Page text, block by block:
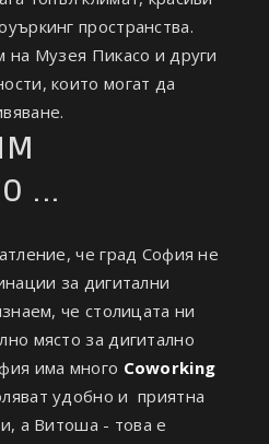
пространства.
на Музея Пикасо и други
които могат да
...
че град София не
за дигитални
че столицата ни
място за дигитално
има много Coworking
удобно и приятна
а Витоша - това е